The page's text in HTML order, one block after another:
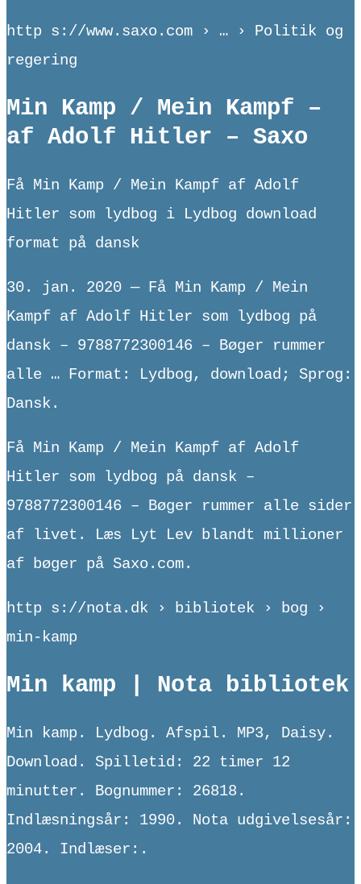
http s://www.saxo.com › … › Politik og
regering
Min Kamp / Mein Kampf –
af Adolf Hitler – Saxo
Få Min Kamp / Mein Kampf af Adolf
Hitler som lydbog i Lydbog download
format på dansk
30. jan. 2020 — Få Min Kamp / Mein
Kampf af Adolf Hitler som lydbog på
dansk – 9788772300146 – Bøger rummer
alle … Format: Lydbog, download; Sprog:
Dansk.
Få Min Kamp / Mein Kampf af Adolf
Hitler som lydbog på dansk –
9788772300146 – Bøger rummer alle sider
af livet. Læs Lyt Lev blandt millioner
af bøger på Saxo.com.
http s://nota.dk › bibliotek › bog ›
min-kamp
Min kamp | Nota bibliotek
Min kamp. Lydbog. Afspil. MP3, Daisy.
Download. Spilletid: 22 timer 12
minutter. Bognummer: 26818.
Indlæsningsår: 1990. Nota udgivelsesår:
2004. Indlæser:.